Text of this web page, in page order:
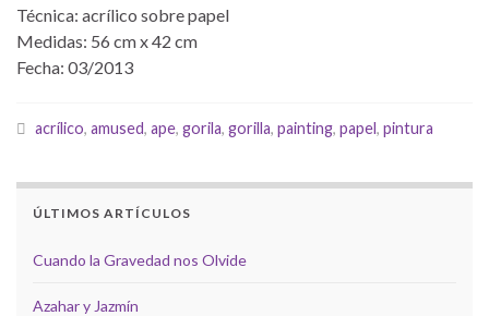
Técnica: acrílico sobre papel
Medidas: 56 cm x 42 cm
Fecha: 03/2013
acrílico, amused, ape, gorila, gorilla, painting, papel, pintura
ÚLTIMOS ARTÍCULOS
Cuando la Gravedad nos Olvide
Azahar y Jazmín